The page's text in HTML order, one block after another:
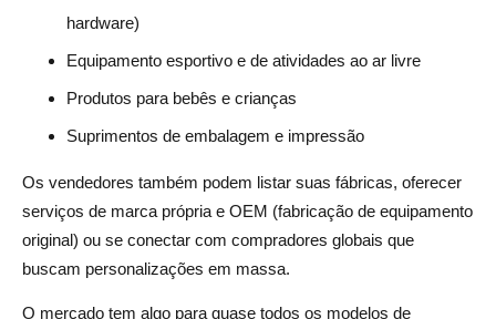
hardware)
Equipamento esportivo e de atividades ao ar livre
Produtos para bebês e crianças
Suprimentos de embalagem e impressão
Os vendedores também podem listar suas fábricas, oferecer
serviços de marca própria e OEM (fabricação de equipamento
original) ou se conectar com compradores globais que
buscam personalizações em massa.
O mercado tem algo para quase todos os modelos de